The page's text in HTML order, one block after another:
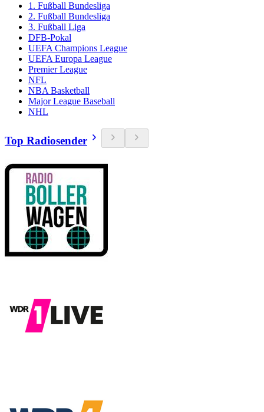
1. Fußball Bundesliga
2. Fußball Bundesliga
3. Fußball Liga
DFB-Pokal
UEFA Champions League
UEFA Europa League
Premier League
NFL
NBA Basketball
Major League Baseball
NHL
Top Radiosender